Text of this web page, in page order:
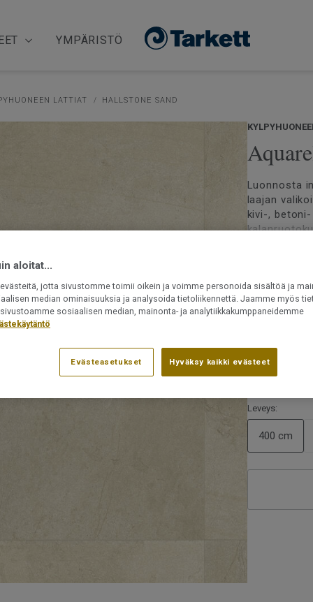
YMPÄRISTÖ
LATTIAT HALLSTONE SAND
Luonnosta
laajan
kivi-,
Päällysteet
Vesitiivis
Tuotenumero:
25917024
Leveys:
400 cm
aloitat...
jotta sivustomme toimii oikein ja voimme personoida sisältöä ja
median ominaisuuksia ja analysoida tietoliikennettä. Jaamme myös
sosiaalisen median, mainonta- ja analytiikkakumppaneidemme
Evästeasetukset Hyväksy kaikki evästeet